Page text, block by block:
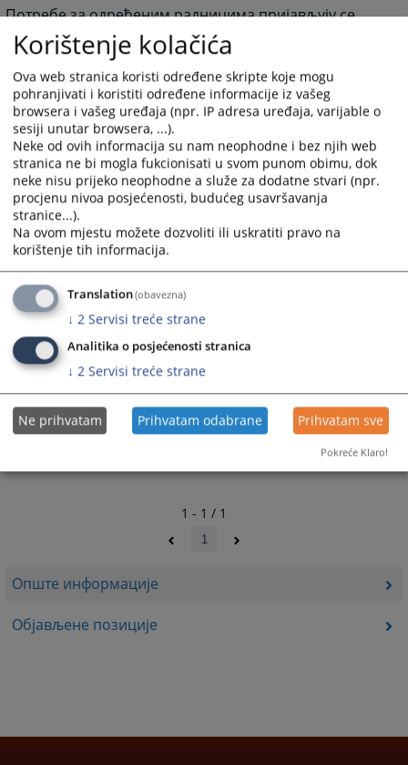
Опште информације
Објављене позиције
Потребе за одређеним радницима пријављују се
заједно са расписаним конкурсом или јавним
огласом Заводу за запошљавање Републике Српске.
Расписани конкурс или јавни оглас објављују се
јавно путем дневног листа: "Глас Српске".
Општи и посебни услови које требају испуњавати
кандидати за заснивање радног односа биће
наведени у огласу.
Све молбе за пријем у радни однос предају се у
пријемну канцеларију Основног суда у Модричи
(соба број 1).
2975ПРЕГЛЕДА
1 - 1 / 1
1
Korištenje kolačića
Ova web stranica koristi određene skripte koje mogu
pohranjivati i koristiti određene informacije iz vašeg
browsera i vašeg uređaja (npr. IP adresa uređaja, varijable o
sesiji unutar browsera, ...).
Neke od ovih informacija su nam neophodne i bez njih web
stranica ne bi mogla fukcionisati u svom punom obimu, dok
neke nisu prijeko neophodne a služe za dodatne stvari (npr.
procjenu nivoa posjećenosti, budućeg usavršavanja
stranice...).
Na ovom mjestu možete dozvoliti ili uskratiti pravo na
korištenje tih informacija.
Translation(obavezna)
↓ 2 Servisi treće strane
Analitika o posjećenosti stranica
↓ 2 Servisi treće strane
Ne prihvatam Prihvatam odabrane Prihvatam sve
Pokreće Klaro!